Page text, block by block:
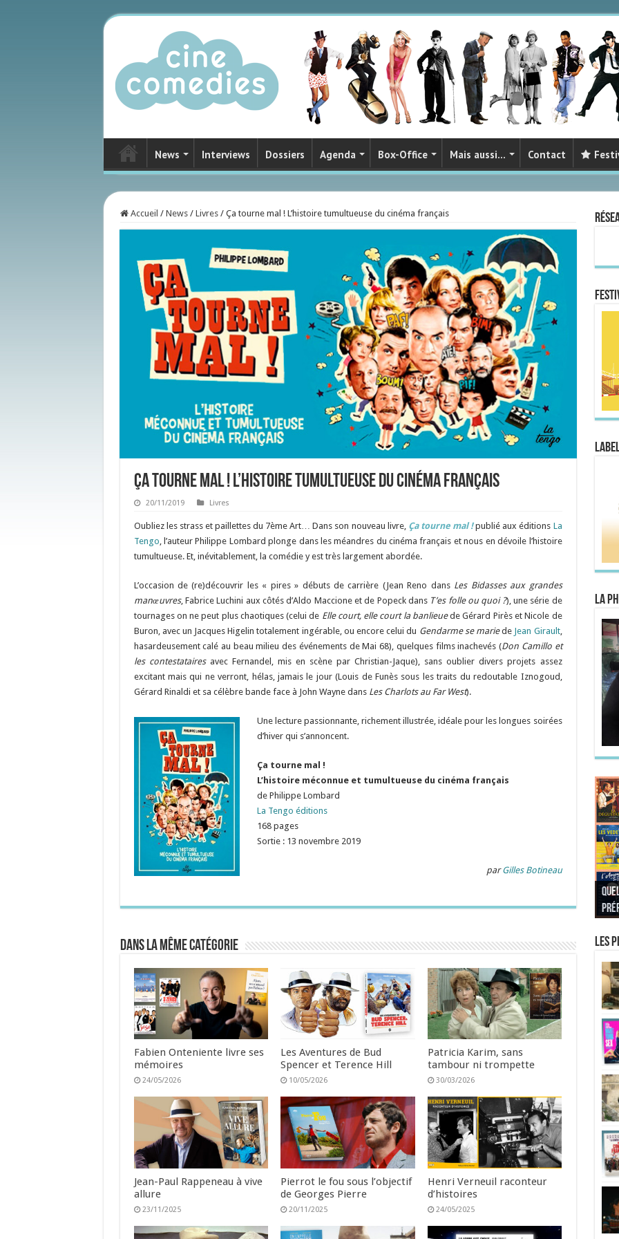
News Interviews Dossiers Agenda Box-Office Mais aussi… Contact
Accueil / News / Livres / Ça tourne mal ! L’histoire tumultueuse du cinéma français
Ça tourne mal ! L’histoire tumultueuse du cinéma français
20/11/2019 Livres
Oubliez les strass et paillettes du 7ème Art… Dans son nouveau livre, Ça tourne mal !publié aux éditions La
Tengo, l’auteur Philippe Lombard plonge dans les méandres du cinéma français et nous en dévoile l’histoire
tumultueuse. Et, inévitablement, la comédie y est très largement abordée.
L’occasion de (re)découvrir les « pires » débuts de carrière (Jean Reno dans Les Bidasses aux grandes
manœuvres, Fabrice Luchini aux côtés d’Aldo Maccione et de Popeck dans T’es folle ou quoi ?), une série de
tournages on ne peut plus chaotiques (celui de Elle court, elle court la banlieuede Gérard Pirès et Nicole de
Buron, avec un Jacques Higelin totalement ingérable, ou encore celui du Gendarme se mariede Jean Girault,
hasardeusement calé au beau milieu des événements de Mai 68), quelques films inachevés (Don Camillo et
les contestatairesavec Fernandel, mis en scène par Christian-Jaque), sans oublier divers projets assez
excitant mais qui ne verront, hélas, jamais le jour (Louis de Funès sous les traits du redoutable Iznogoud,
Gérard Rinaldi et sa célèbre bande face à John Wayne dans Les Charlots au Far West).
Une lecture passionnante, richement illustrée, idéale pour les longues soirées
d’hiver qui s’annoncent.
Ça tourne mal !
L’histoire méconnue et tumultueuse du cinéma français
de Philippe Lombard
La Tengo éditions
168 pages
Sortie : 13 novembre 2019
parGilles Botineau
Dans la même catégorie
Fabien Onteniente livre ses
mémoires
24/05/2026
Les Aventures de Bud
Spencer et Terence Hill
10/05/2026
Patricia Karim, sans
tambour ni trompette
30/03/2026
Jean-Paul Rappeneau à vive
allure
23/11/2025
Pierrot le fou sous l’objectif
de Georges Pierre
20/11/2025
Henri Verneuil raconteur
d’histoires
24/05/2025
La
Les